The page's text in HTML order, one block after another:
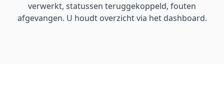
verwerkt, statussen teruggekoppeld, fouten
afgevangen. U houdt overzicht via het dashboard.